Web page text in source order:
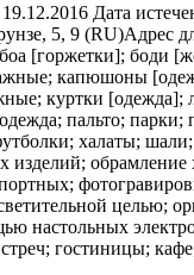
19.12.2016 Дата
5, 9 (RU)Адрес
[горжетки]; боди
капюшоны
куртки
пальто;
халаты;
целью;
настольных
гостиницы;